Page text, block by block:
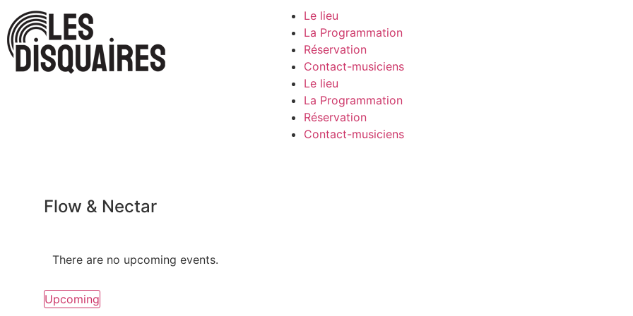
Le lieu
La Programmation
Réservation
Contact-musiciens
Le lieu
La Programmation
Réservation
Contact-musiciens
Flow & Nectar
There are no upcoming events.
Upcoming
Select